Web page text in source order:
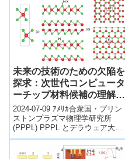
未来の技術のための欠陥を
探求：次世代コンピュータ
ーチップ材料候補の理解を
深める新研究 (Detecting
defects in tomorrow’s
technology: New
research enhances our
understanding of a likely
2024-07-09 ｱﾒﾘｶ合衆国・プリン
ストンプラズマ物理学研究所
(PPPL) PPPL とデラウェア大学
が、コンピューターチップに使
用されているシリコンの...